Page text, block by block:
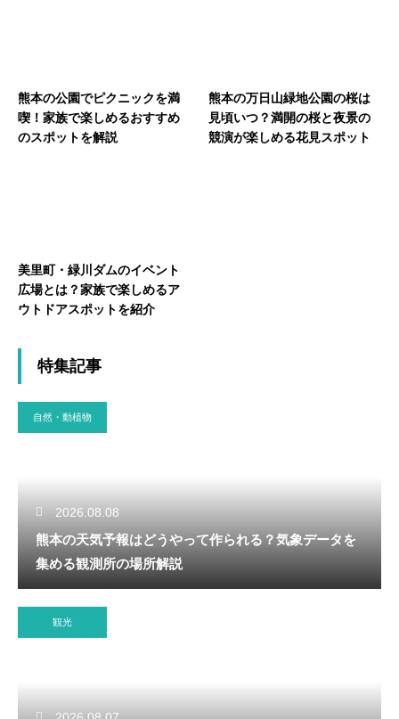
熊本の公園でピクニックを満
喫！家族で楽しめるおすすめ
のスポットを解説
熊本の万日山緑地公園の桜は
見頃いつ？満開の桜と夜景の
競演が楽しめる花見スポット
美里町・緑川ダムのイベント
広場とは？家族で楽しめるア
ウトドアスポットを紹介
特集記事
自然・動植物
2026.08.08
熊本の天気予報はどうやって作られる？気象データを
集める観測所の場所解説
観光